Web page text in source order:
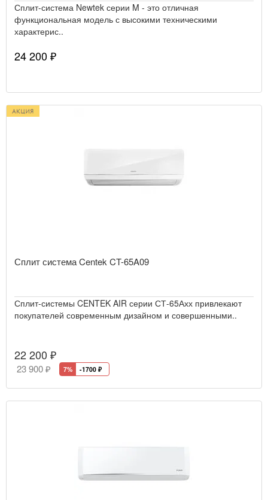
Сплит-система Newtek серии M - это отличная
функциональная модель с высокими техническими
характерис..
24 200 ₽
Сплит система Centek CT-65A09
Сплит-системы CENTEK AIR серии СТ-65Ахх привлекают
покупателей современным дизайном и совершенными..
22 200 ₽
23 900 ₽ 7% -1700 ₽